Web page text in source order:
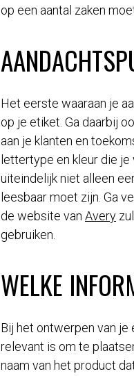
op een aantal zaken
Het eerste waaraan je
op je etiket. Ga daarbij
aan je klanten en
lettertype en kleur die
uiteindelijk niet alleen
leesbaar moet zijn. Ga
de website van Avery
gebruiken.
WELKE
Bij het ontwerpen van
relevant is om te
naam van het product